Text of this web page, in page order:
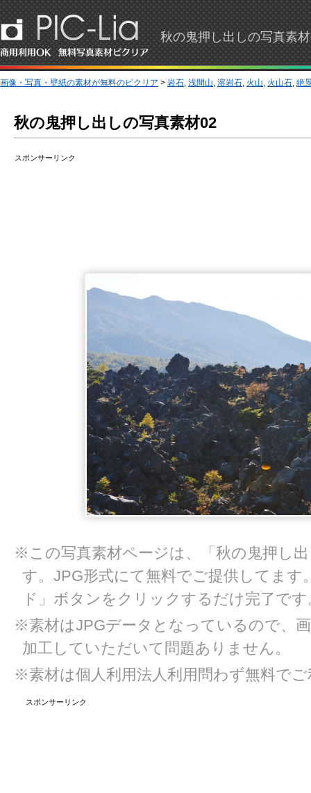
秋の鬼押し出しの写真素
画像・写真・壁紙の素材が無料のピクリア > 岩石, 浅間山, 溶岩石, 火山, 火山石, 絶
秋の鬼押し出しの写真素材02
スポンサーリンク
※この写真素材ページは、「秋の鬼押し
す。JPG形式にて無料でご提供してます
ド」ボタンをクリックするだけ完了です
※素材はJPGデータとなっているので、
加工していただいて問題ありません。
※素材は個人利用法人利用問わず無料で
スポンサーリンク